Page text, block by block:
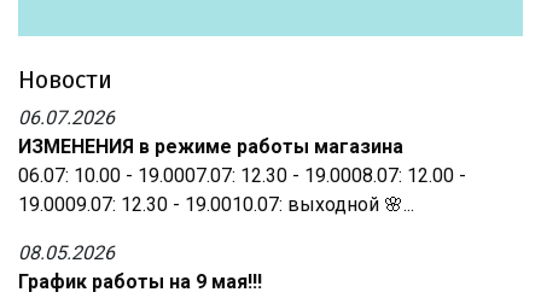
Новости
06.07.2026
ИЗМЕНЕНИЯ в режиме работы магазина
06.07: 10.00 - 19.0007.07: 12.30 - 19.0008.07: 12.00 -
19.0009.07: 12.30 - 19.0010.07: выходной 🌸...
08.05.2026
График работы на 9 мая!!!